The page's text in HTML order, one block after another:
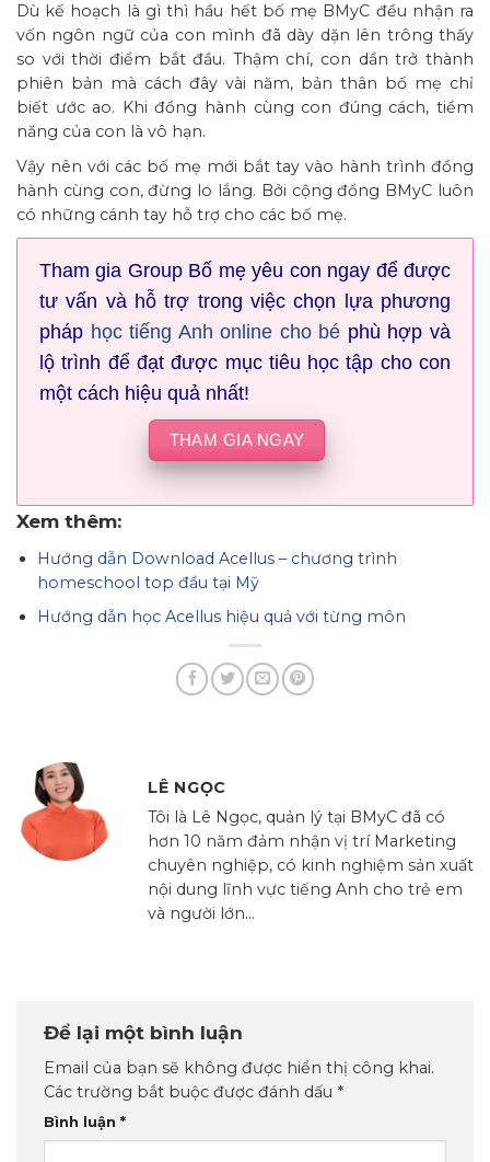
Dù kế hoạch là gì thì hầu hết bố mẹ BMyC đều nhận ra
vốn ngôn ngữ của con mình đã dày dặn lên trông thấy
so với thời điểm bắt đầu. Thậm chí, con dần trở thành
phiên bản mà cách đây vài năm, bản thân bố mẹ chỉ
biết ước ao. Khi đồng hành cùng con đúng cách, tiềm
năng của con là vô hạn.
Vậy nên với các bố mẹ mới bắt tay vào hành trình đồng
hành cùng con, đừng lo lắng. Bởi cộng đồng BMyC luôn
có những cánh tay hỗ trợ cho các bố mẹ.
Tham gia Group Bố mẹ yêu con ngay để được
tư vấn và hỗ trợ trong việc chọn lựa phương
pháp học tiếng Anh online cho bé phù hợp và
lộ trình để đạt được mục tiêu học tập cho con
một cách hiệu quả nhất!
THAM GIA NGAY
Xem thêm:
Hướng dẫn Download Acellus – chương trình
homeschool top đầu tại Mỹ
Hướng dẫn học Acellus hiệu quả với từng môn
LÊ NGỌC
Tôi là Lê Ngọc, quản lý tại BMyC đã có
hơn 10 năm đảm nhận vị trí Marketing
chuyên nghiệp, có kinh nghiệm sản xuất
nội dung lĩnh vực tiếng Anh cho trẻ em
và người lớn...
Để lại một bình luận
Email của bạn sẽ không được hiển thị công khai.
Các trường bắt buộc được đánh dấu *
Bình luận *